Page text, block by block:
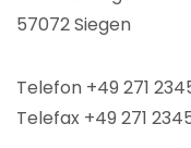
57072 Siegen
Telefon +49 271
Telefax +49 271